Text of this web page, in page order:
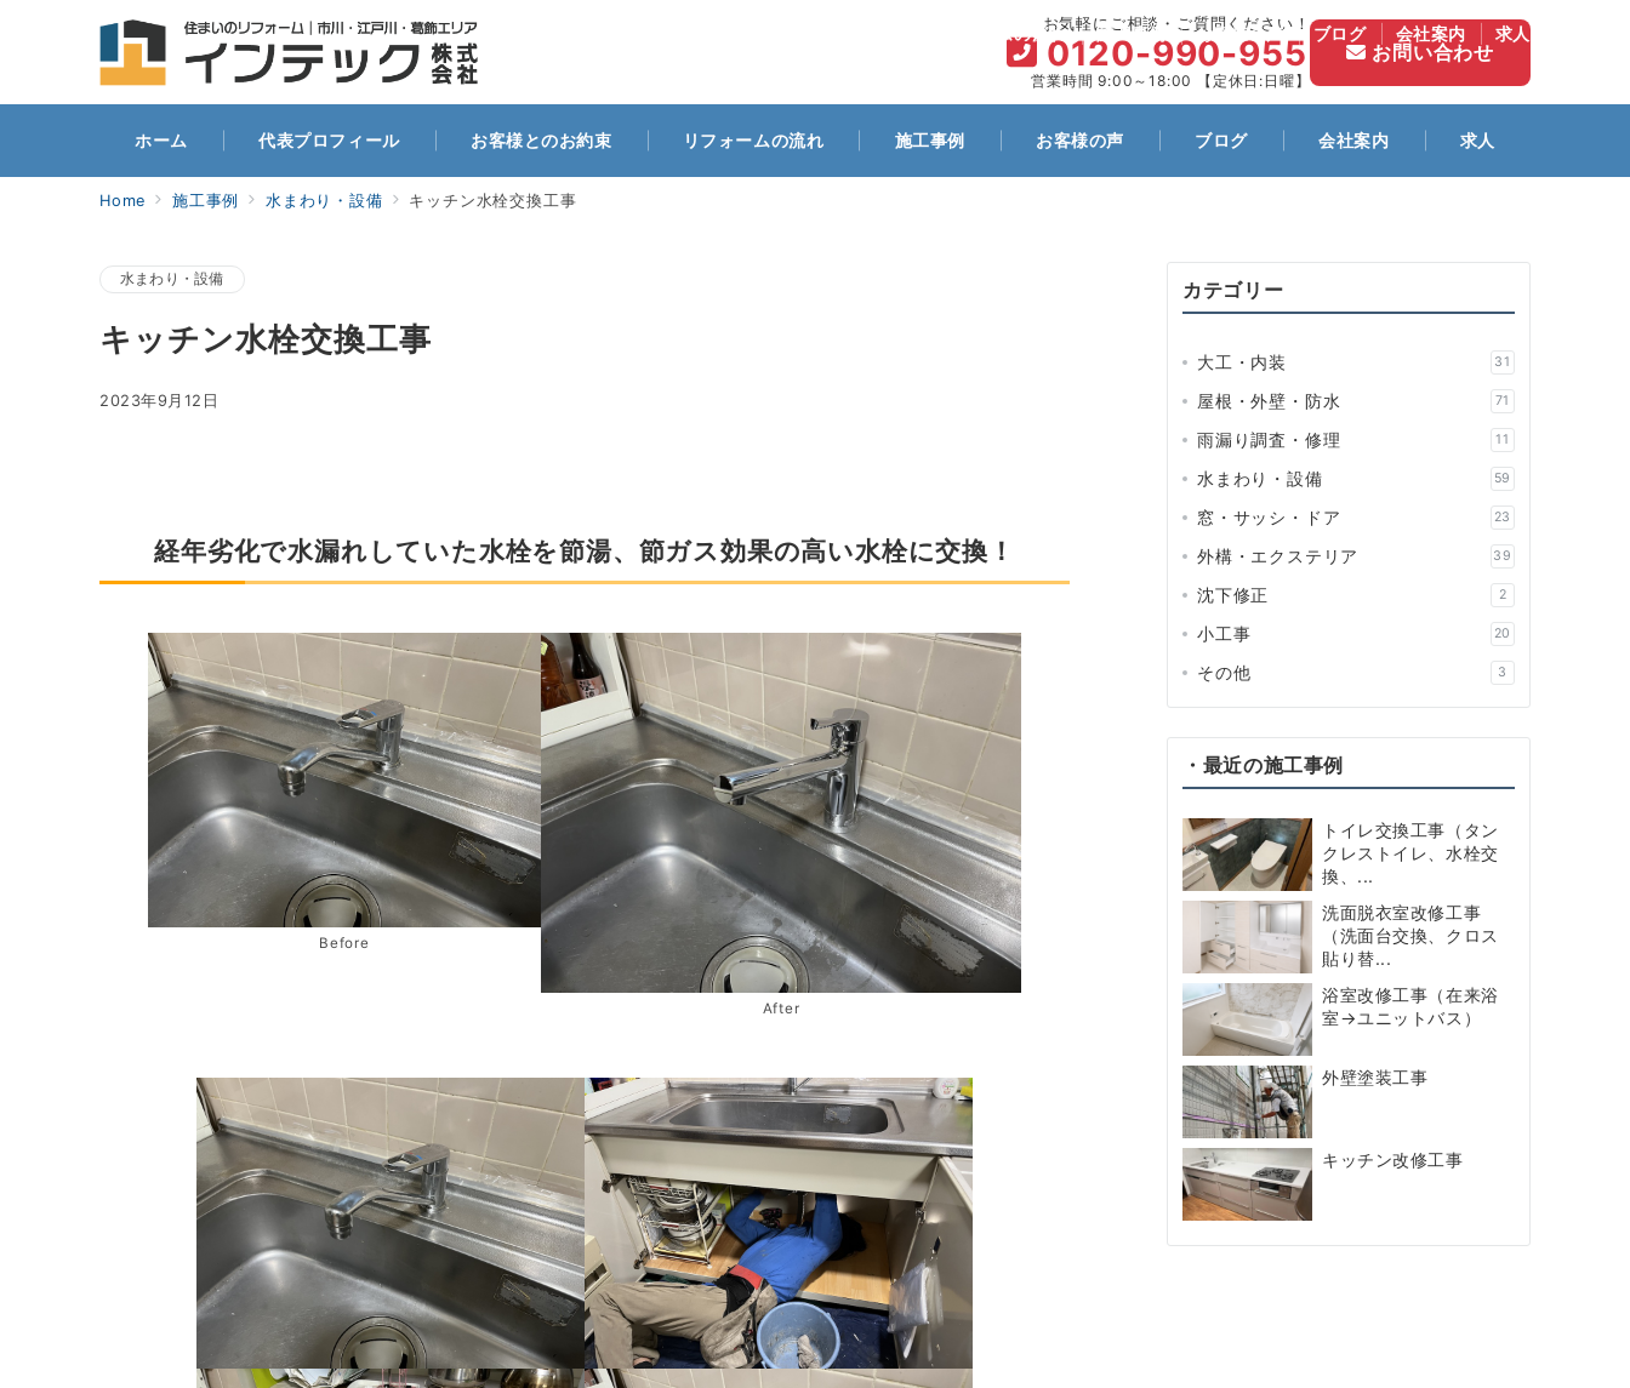
お気軽にご相談・ご質問ください！
0120-990-955
営業時間 9:00～18:00 【定休日:日曜】
お問い合わせ
ホーム 代表プロフィール お客様とのお約束 リフォームの流れ 施工事例 お客様の声 ブログ 会社案内 求人
リフォームの流れ 施工事例 お客様の声 ブログ 会社案内 求人
Home 施工事例 水まわり・設備 キッチン水栓交換工事
水まわり・設備
キッチン水栓交換工事
2023年9月12日
経年劣化で水漏れしていた水栓を節湯、節ガス効果の高い水栓に交換！
Before
After
カテゴリー
大工・内装 31
屋根・外壁・防水 71
雨漏り調査・修理 11
水まわり・設備 59
窓・サッシ・ドア 23
外構・エクステリア 39
沈下修正 2
小工事 20
その他 3
・最近の施工事例
トイレ交換工事（タン
クレストイレ、水栓交
換、...
洗面脱衣室改修工事
（洗面台交換、クロス
貼り替...
浴室改修工事（在来浴
室→ユニットバス）
外壁塗装工事
キッチン改修工事